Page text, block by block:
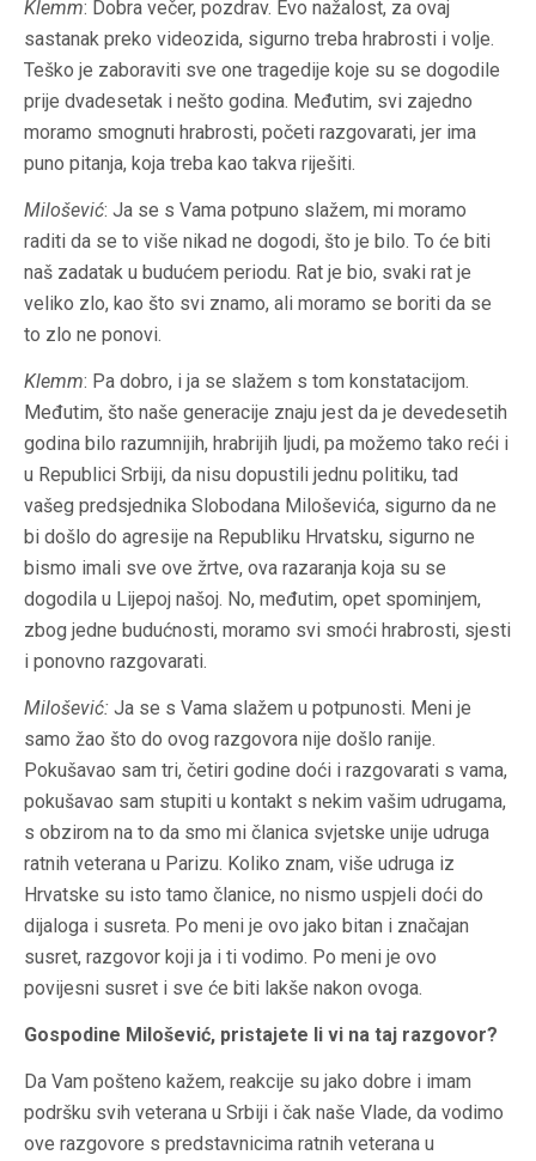
Klemm: Dobra večer, pozdrav. Evo nažalost, za ovaj
sastanak preko videozida, sigurno treba hrabrosti i volje.
Teško je zaboraviti sve one tragedije koje su se dogodile
prije dvadesetak i nešto godina. Međutim, svi zajedno
moramo smognuti hrabrosti, početi razgovarati, jer ima
puno pitanja, koja treba kao takva riješiti.
Milošević: Ja se s Vama potpuno slažem, mi moramo
raditi da se to više nikad ne dogodi, što je bilo. To će biti
naš zadatak u budućem periodu. Rat je bio, svaki rat je
veliko zlo, kao što svi znamo, ali moramo se boriti da se
to zlo ne ponovi.
Klemm: Pa dobro, i ja se slažem s tom konstatacijom.
Međutim, što naše generacije znaju jest da je devedesetih
godina bilo razumnijih, hrabrijih ljudi, pa možemo tako reći i
u Republici Srbiji, da nisu dopustili jednu politiku, tad
vašeg predsjednika Slobodana Miloševića, sigurno da ne
bi došlo do agresije na Republiku Hrvatsku, sigurno ne
bismo imali sve ove žrtve, ova razaranja koja su se
dogodila u Lijepoj našoj. No, međutim, opet spominjem,
zbog jedne budućnosti, moramo svi smoći hrabrosti, sjesti
i ponovno razgovarati.
Milošević: Ja se s Vama slažem u potpunosti. Meni je
samo žao što do ovog razgovora nije došlo ranije.
Pokušavao sam tri, četiri godine doći i razgovarati s vama,
pokušavao sam stupiti u kontakt s nekim vašim udrugama,
s obzirom na to da smo mi članica svjetske unije udruga
ratnih veterana u Parizu. Koliko znam, više udruga iz
Hrvatske su isto tamo članice, no nismo uspjeli doći do
dijaloga i susreta. Po meni je ovo jako bitan i značajan
susret, razgovor koji ja i ti vodimo. Po meni je ovo
povijesni susret i sve će biti lakše nakon ovoga.
Gospodine Milošević, pristajete li vi na taj razgovor?
Da Vam pošteno kažem, reakcije su jako dobre i imam
podršku svih veterana u Srbiji i čak naše Vlade, da vodimo
ove razgovore s predstavnicima ratnih veterana u